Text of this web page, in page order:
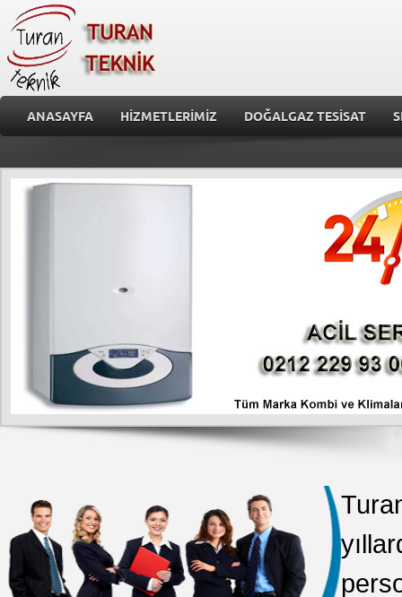
ANASAYFA HİZMETLERİMİZ DOĞALGAZ TESİSAT